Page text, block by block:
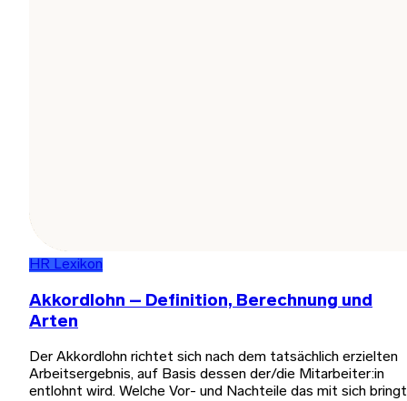
HR Lexikon
Akkordlohn – Definition, Berechnung und
Arten
Der Akkordlohn richtet sich nach dem tatsächlich erzielten
Arbeitsergebnis, auf Basis dessen der/die Mitarbeiter:in
entlohnt wird. Welche Vor- und Nachteile das mit sich